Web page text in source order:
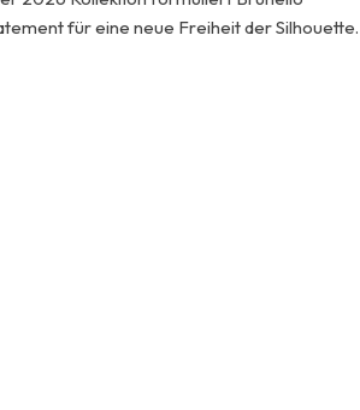
für eine neue Freiheit der Silhouette.